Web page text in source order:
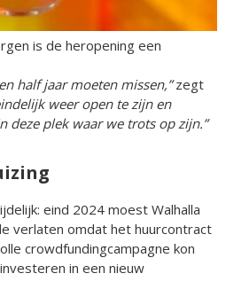
is de heropening een
half jaar moeten missen,”zegt
weer open te zijn en
deze plek waar we trots op zijn.”
eind 2024 moest Walhalla
verlaten omdat het huurcontract
crowdfundingcampagne kon
in een nieuw